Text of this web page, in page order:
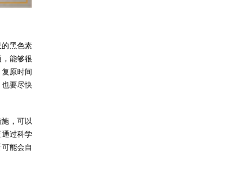
黑色素
能够很
原时间
要尽快
，可以
过科学
能会自